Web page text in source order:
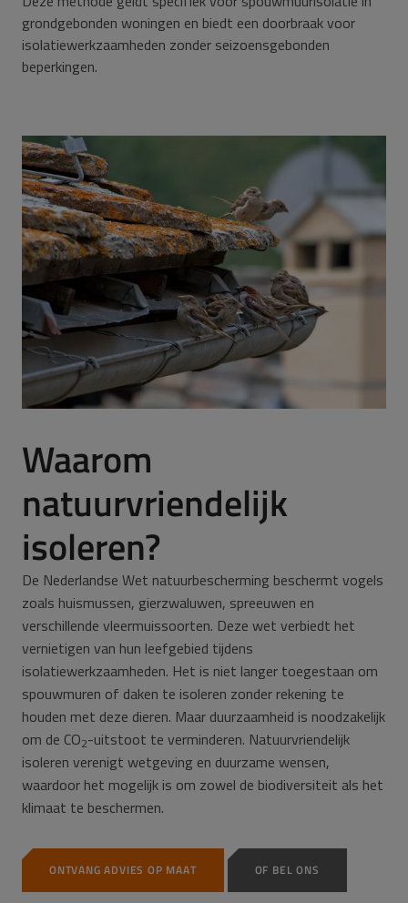
grondgebonden woningen en biedt een doorbraak voor
isolatiewerkzaamheden zonder seizoensgebonden
beperkingen.
Waarom
natuurvriendelijk
isoleren?
De Nederlandse Wet natuurbescherming beschermt vogels
zoals huismussen, gierzwaluwen, spreeuwen en
verschillende vleermuissoorten. Deze wet verbiedt het
vernietigen van hun leefgebied tijdens
isolatiewerkzaamheden. Het is niet langer toegestaan om
spouwmuren of daken te isoleren zonder rekening te
houden met deze dieren. Maar duurzaamheid is noodzakelijk
om de CO2-uitstoot te verminderen. Natuurvriendelijk
isoleren verenigt wetgeving en duurzame wensen,
waardoor het mogelijk is om zowel de biodiversiteit als het
klimaat te beschermen.
ONTVANG ADVIES OP MAAT OF BEL ONS